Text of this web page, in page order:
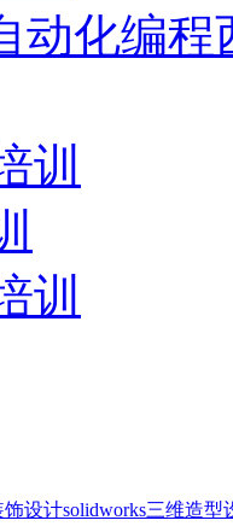
动化编程
训
训
饰设计solidworks三维造型